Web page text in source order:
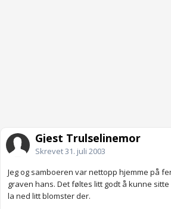
Gjest Trulselinemor
Skrevet31. juli 2003
Jeg og samboeren var nettopp hjemme på
graven hans. Det føltes litt godt å kunne sitte
la ned litt blomster der.